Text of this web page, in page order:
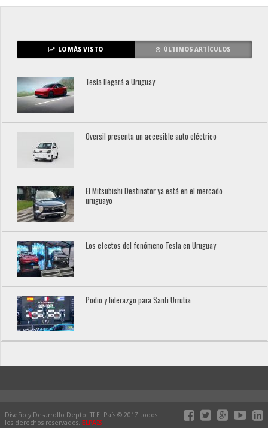
LO MÁS VISTO ÚLTIMOS ARTÍCULOS
Tesla llegará a Uruguay
Oversil presenta un accesible auto eléctrico
El Mitsubishi Destinator ya está en el mercado
uruguayo
Los efectos del fenómeno Tesla en Uruguay
Podio y liderazgo para Santi Urrutia
Diseño y Desarrollo Depto. TI El País © 2017 todos
los derechos reservados. ELPAIS